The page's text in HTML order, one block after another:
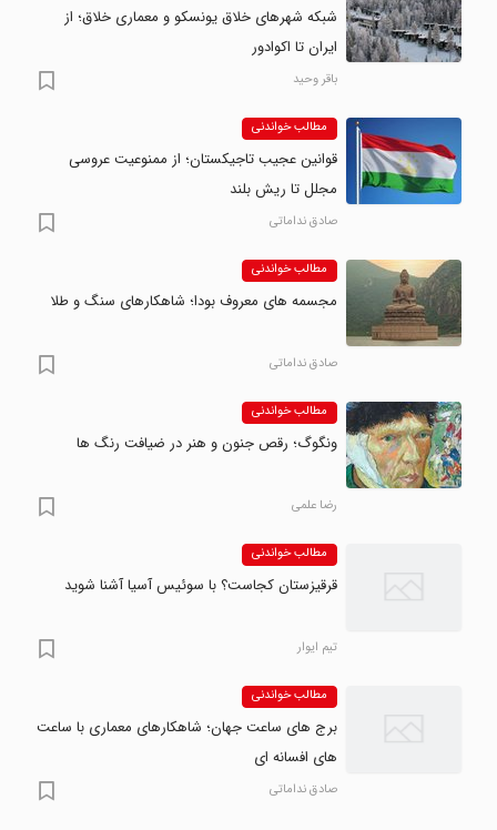
شبکه شهرهای خلاق یونسکو و معماری خلاق؛ از
ایران تا اکوادور
باقر وحید
مطالب خواندنی
قوانین عجیب تاجیکستان؛ از ممنوعیت عروسی
مجلل تا ریش بلند
صادق نداماتی
مطالب خواندنی
مجسمه های معروف بودا؛ شاهکارهای سنگ و طلا
صادق نداماتی
مطالب خواندنی
ونگوگ؛ رقص جنون و هنر در ضیافت رنگ ها
رضا علمی
مطالب خواندنی
قرقیزستان کجاست؟ با سوئیس آسیا آشنا شوید
تیم ایوار
مطالب خواندنی
برج های ساعت جهان؛ شاهکارهای معماری با ساعت
های افسانه ای
صادق نداماتی